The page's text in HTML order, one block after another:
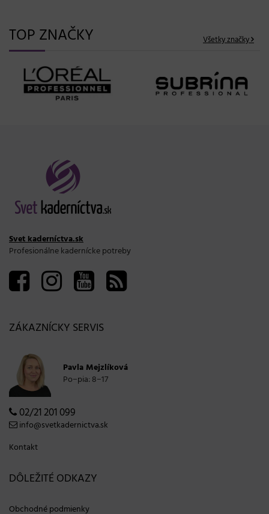
TOP ZNAČKY Všetky značky
Svet kaderníctva.sk
Profesionálne kadernícke potreby
ZÁKAZNÍCKY SERVIS
Pavla Mejzlíková
Po−pia: 8−17
02/21 201 099
info@svetkadernictva.sk
Kontakt
DÔLEŽITÉ ODKAZY
Obchodné podmienky